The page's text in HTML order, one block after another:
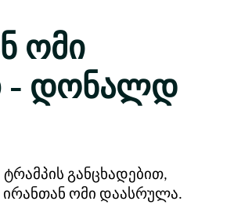
ომი
- დონალდ
განცხადებით,
ომი დაასრულა.